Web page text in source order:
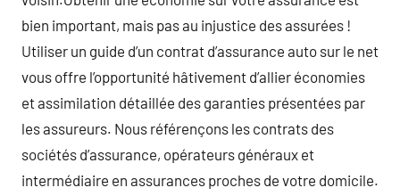
bien important, mais pas au injustice des assurées !
Utiliser un guide d’un contrat d’assurance auto sur le net
vous offre l’opportunité hâtivement d’allier économies
et assimilation détaillée des garanties présentées par
les assureurs. Nous référençons les contrats des
sociétés d’assurance, opérateurs généraux et
intermédiaire en assurances proches de votre domicile.